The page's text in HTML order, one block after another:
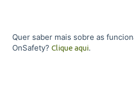
Quer saber mais sobre as
OnSafety? Clique aqui.